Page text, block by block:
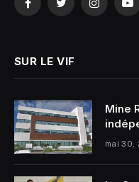
FacebookTwitter
SUR LE VIF
Mine
mai 30,